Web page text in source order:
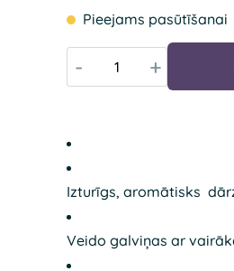
Pieejams pasūtīšanai
- +
Izturīgs, aromātisks
Veido galviņas ar